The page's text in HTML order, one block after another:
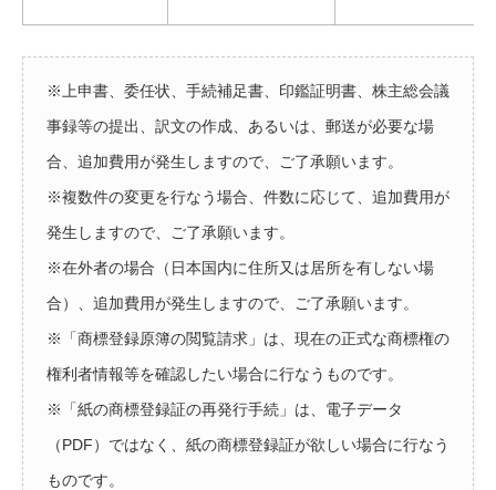
※上申書、委任状、手続補足書、印鑑証明書、株主総会議
事録等の提出、訳文の作成、あるいは、郵送が必要な場
合、追加費用が発生しますので、ご了承願います。
※複数件の変更を行なう場合、件数に応じて、追加費用が
発生しますので、ご了承願います。
※在外者の場合（日本国内に住所又は居所を有しない場
合）、追加費用が発生しますので、ご了承願います。
※「商標登録原簿の閲覧請求」は、現在の正式な商標権の
権利者情報等を確認したい場合に行なうものです。
※「紙の商標登録証の再発行手続」は、電子データ
（PDF）ではなく、紙の商標登録証が欲しい場合に行なう
ものです。